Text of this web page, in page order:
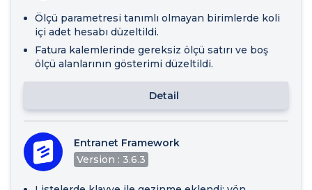
Ölçü parametresi tanımlı olmayan birimlerde koli
içi adet hesabı düzeltildi.
Fatura kalemlerinde gereksiz ölçü satırı ve boş
ölçü alanlarının gösterimi düzeltildi.
Detail
Entranet Framework
Version : 3.6.3